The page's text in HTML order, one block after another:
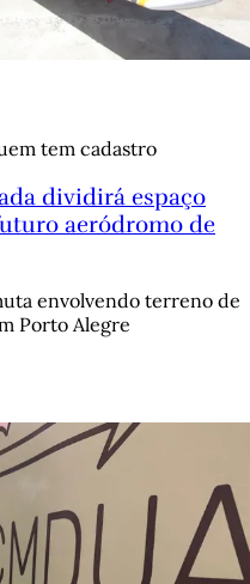
tem cadastro
dividirá espaço
aeródromo de
envolvendo terreno de
Porto Alegre